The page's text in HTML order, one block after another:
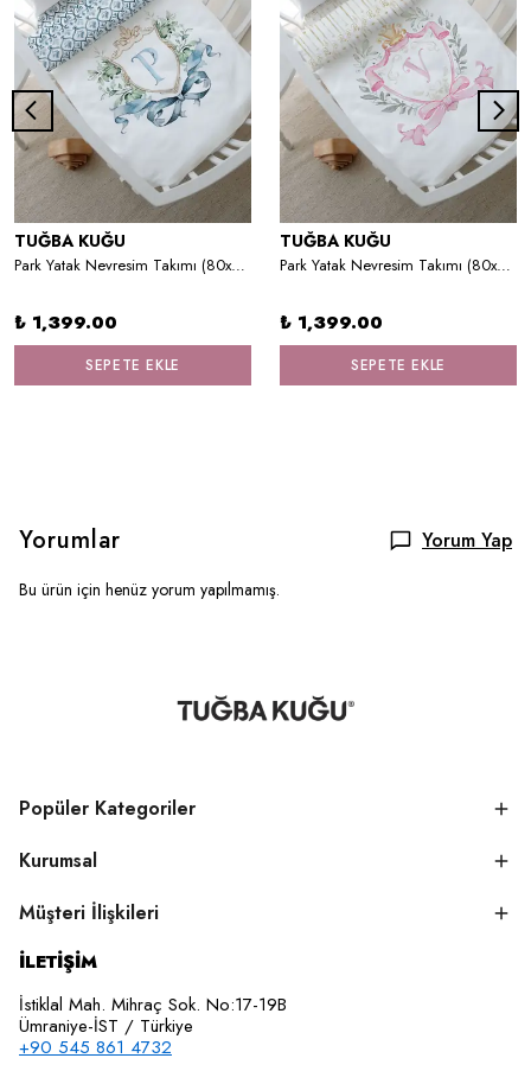
TUĞBA KUĞU
Park Yatak Nevresim Takımı (80x120) - Blue Royal Series - P Harfi
₺ 1,399.00
SEPETE EKLE
TUĞBA KUĞU
Park Yatak Nevresim Takımı (80x120) - Pink Royal Series - V Harfi
₺ 1,399.00
SEPETE EKLE
Yorumlar Yorum Yap
Bu ürün için henüz yorum yapılmamış.
Popüler Kategoriler
Kurumsal
Müşteri İlişkileri
İLETİŞİM
İstiklal Mah. Mihraç Sok. No:17-19B
Ümraniye-İST / Türkiye
+90 545 861 4732